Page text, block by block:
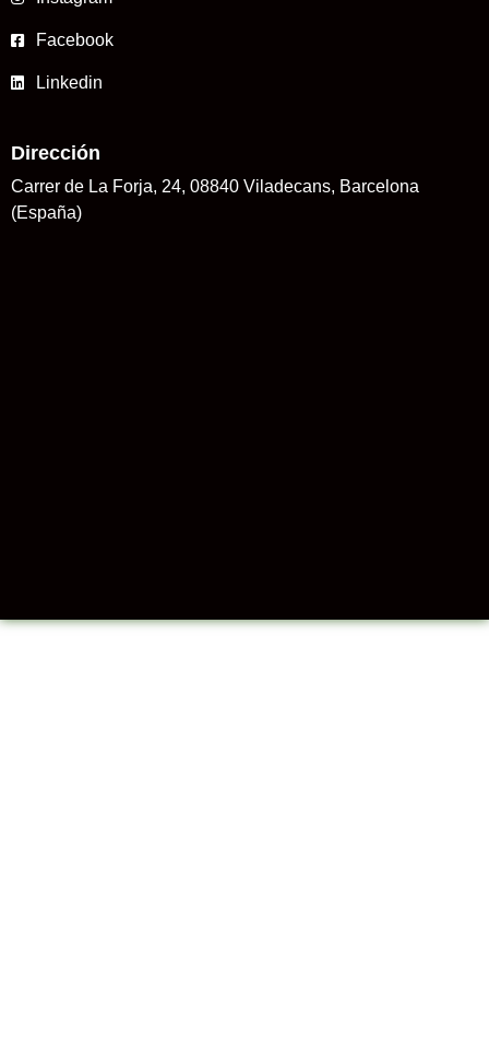
Facebook
Linkedin
Dirección
Carrer de La Forja, 24, 08840 Viladecans, Barcelona
(España)